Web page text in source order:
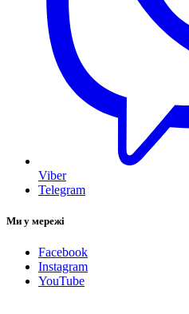
Viber
Telegram
Ми у мережі
Facebook
Instagram
YouTube